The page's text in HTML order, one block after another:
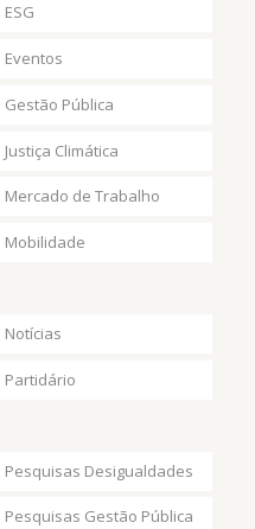
ESG
Eventos
Gestão Pública
Justiça Climática
Mercado de Trabalho
Mobilidade
Notícias
Partidário
Pesquisas Desigualdades
Pesquisas Gestão Pública